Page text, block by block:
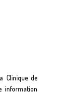
Clinique de
information